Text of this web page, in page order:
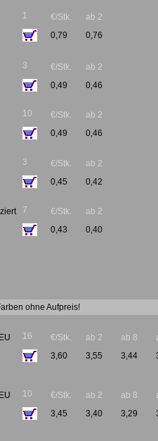
1
€/Stk.
0,79
ab 2
0,76
3
€/Stk.
0,49
ab 2
0,46
10
€/Stk.
0,49
ab 2
0,46
3
€/Stk.
0,45
ab 2
0,42
7
€/Stk.
0,43
ab 2
0,40
ohne Aufpreis!
16
€/Stk.
3,60
ab 2
3,55
ab 8
3,44
10
€/Stk.
3,45
ab 2
3,40
ab 8
3,29